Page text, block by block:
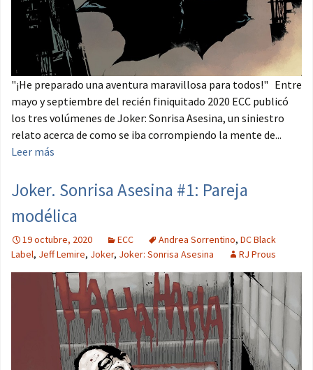
"¡He preparado una aventura maravillosa para todos!" Entre
mayo y septiembre del recién finiquitado 2020 ECC publicó
los tres volúmenes de Joker: Sonrisa Asesina, un siniestro
relato acerca de como se iba corrompiendo la mente de...
Leer más
Joker. Sonrisa Asesina #1: Pareja
modélica
19 octubre, 2020 ECC Andrea Sorrentino, DC Black
Label, Jeff Lemire, Joker, Joker: Sonrisa Asesina RJ Prous